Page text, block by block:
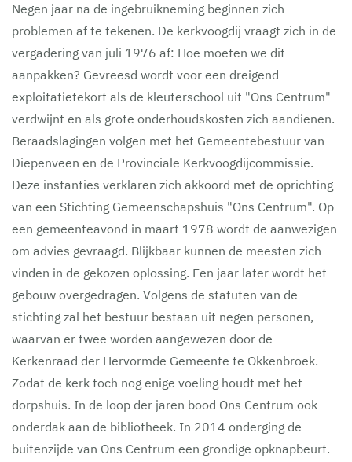
Negen jaar na de ingebruikneming beginnen zich
problemen af te tekenen. De kerkvoogdij vraagt zich in de
vergadering van juli 1976 af: Hoe moeten we dit
aanpakken? Gevreesd wordt voor een dreigend
exploitatietekort als de kleuterschool uit "Ons Centrum"
verdwijnt en als grote onderhoudskosten zich aandienen.
Beraadslagingen volgen met het Gemeentebestuur van
Diepenveen en de Provinciale Kerkvoogdijcommissie.
Deze instanties verklaren zich akkoord met de oprichting
van een Stichting Gemeenschapshuis "Ons Centrum". Op
een gemeenteavond in maart 1978 wordt de aanwezigen
om advies gevraagd. Blijkbaar kunnen de meesten zich
vinden in de gekozen oplossing. Een jaar later wordt het
gebouw overgedragen. Volgens de statuten van de
stichting zal het bestuur bestaan uit negen personen,
waarvan er twee worden aangewezen door de
Kerkenraad der Hervormde Gemeente te Okkenbroek.
Zodat de kerk toch nog enige voeling houdt met het
dorpshuis. In de loop der jaren bood Ons Centrum ook
onderdak aan de bibliotheek. In 2014 onderging de
buitenzijde van Ons Centrum een grondige opknapbeurt.